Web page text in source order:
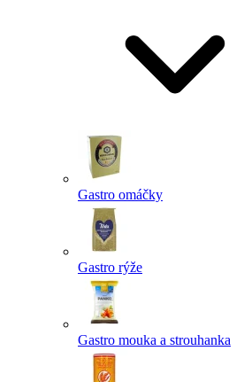
Gastro omáčky
Gastro rýže
Gastro mouka a strouhanka